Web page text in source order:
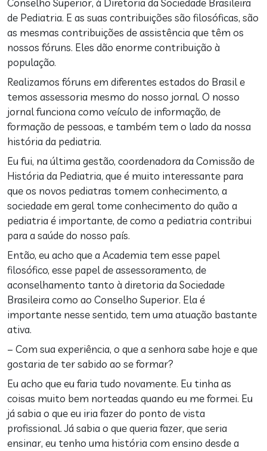
Conselho Superior, à Diretoria da Sociedade Brasileira
de Pediatria. E as suas contribuições são filosóficas, são
as mesmas contribuições de assistência que têm os
nossos fóruns. Eles dão enorme contribuição à
população.
Realizamos fóruns em diferentes estados do Brasil e
temos assessoria mesmo do nosso jornal. O nosso
jornal funciona como veículo de informação, de
formação de pessoas, e também tem o lado da nossa
história da pediatria.
Eu fui, na última gestão, coordenadora da Comissão de
História da Pediatria, que é muito interessante para
que os novos pediatras tomem conhecimento, a
sociedade em geral tome conhecimento do quão a
pediatria é importante, de como a pediatria contribui
para a saúde do nosso país.
Então, eu acho que a Academia tem esse papel
filosófico, esse papel de assessoramento, de
aconselhamento tanto à diretoria da Sociedade
Brasileira como ao Conselho Superior. Ela é
importante nesse sentido, tem uma atuação bastante
ativa.
– Com sua experiência, o que a senhora sabe hoje e que
gostaria de ter sabido ao se formar?
Eu acho que eu faria tudo novamente. Eu tinha as
coisas muito bem norteadas quando eu me formei. Eu
já sabia o que eu iria fazer do ponto de vista
profissional. Já sabia o que queria fazer, que seria
ensinar, eu tenho uma história com ensino desde a